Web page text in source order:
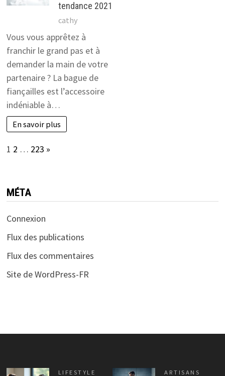
tendance 2021
cathy
Vous vous apprêtez à
franchir le grand pas et à
demander la main de votre
partenaire ? La bague de
fiançailles est l’accessoire
indéniable à…
En savoir plus
Page:
1 2 … 223 Next
»
MÉTA
Connexion
Flux des publications
Flux des commentaires
Site de WordPress-FR
LIFESTYLE ARTISANS